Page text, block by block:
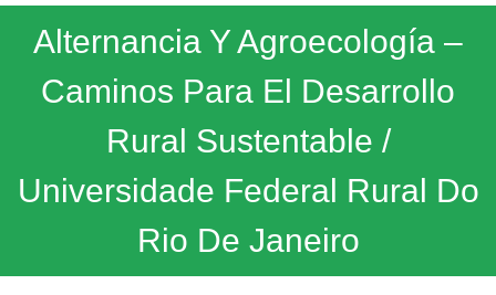
Alternancia Y Agroecología –
Caminos Para El Desarrollo
Rural Sustentable /
Universidade Federal Rural Do
Rio De Janeiro